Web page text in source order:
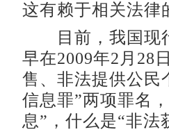
这有赖于相关法律
目前，我国现行
早在2009年2月28
售、非法提供公民
信息罪”两项罪名
息”，什么是“非法